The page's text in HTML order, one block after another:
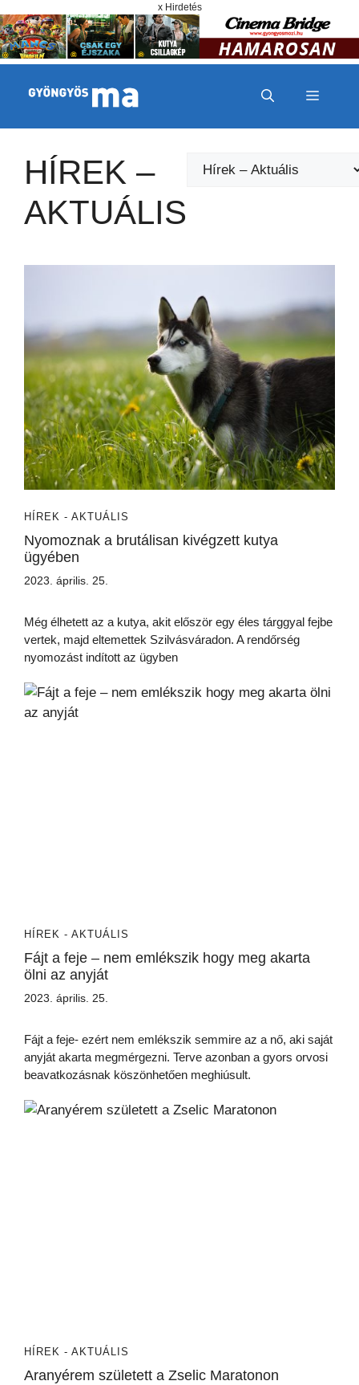
x Hirdetés
MENÜ
HÍREK –
AKTUÁLIS
Kategóriák
HÍREK - AKTUÁLIS
Nyomoznak a brutálisan kivégzett kutya
ügyében
2023. április. 25.
Még élhetett az a kutya, akit először egy éles tárggyal fejbe
vertek, majd eltemettek Szilvásváradon. A rendőrség
nyomozást indított az ügyben
HÍREK - AKTUÁLIS
Fájt a feje – nem emlékszik hogy meg akarta
ölni az anyját
2023. április. 25.
Fájt a feje- ezért nem emlékszik semmire az a nő, aki saját
anyját akarta megmérgezni. Terve azonban a gyors orvosi
beavatkozásnak köszönhetően meghiúsult.
HÍREK - AKTUÁLIS
Aranyérem született a Zselic Maratonon